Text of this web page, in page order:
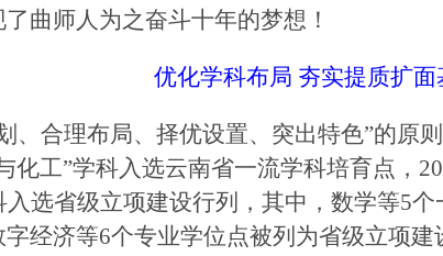
曲师人为之奋斗十年的梦想！
优化学科布局 夯实提质扩面
、合理布局、择优设置、突出特色”的原
化工”学科入选云南省一流学科培育点，
选省级立项建设行列，其中，数学等5
经济等6个专业学位点被列为省级立项